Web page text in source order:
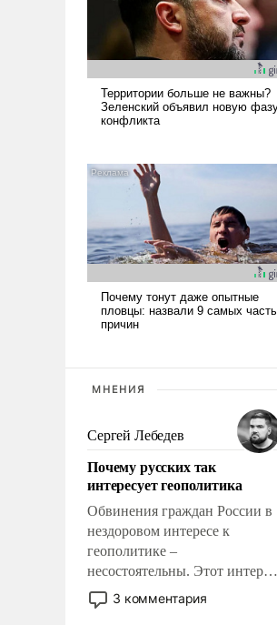
МНЕНИЯ
Сергей Лебедев
Почему русских так
интересует геополитика
Обвинения граждан России в
нездоровом интересе к
геополитике –
несостоятельны. Этот интерес
рационален и прагматичен. Он
обусловлен тысячелетним
3 комментария